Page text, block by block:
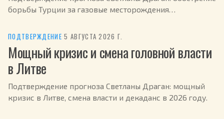
борьбы Турции за газовые месторождения
ПОДТВЕРЖДЕНИЕ ·5 АВГУСТА 2026 Г.
Мощный кризис и смена головной власти
в Литве
Подтверждение прогноза Светланы Драган: мощный
кризис в Литве, смена власти и декаданс в 2026 году.